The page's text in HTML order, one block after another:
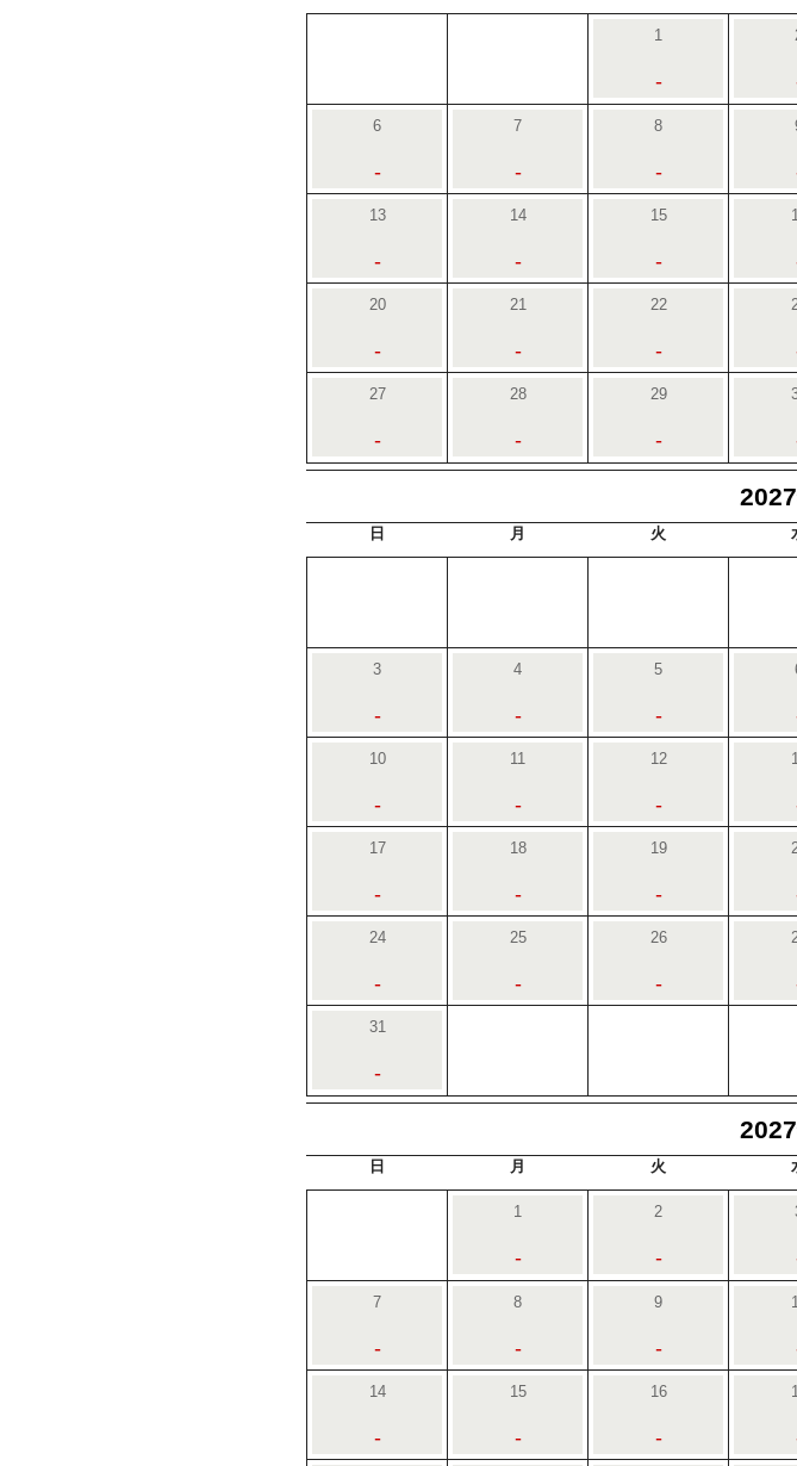
1
-
6
-
7
-
8
-
13
-
14
-
15
-
20
-
21
-
22
-
27
-
28
-
29
-
日 月 火
3
-
4
-
5
-
10
-
11
-
12
-
17
-
18
-
19
-
24
-
25
-
26
-
31
-
日 月 火
1
-
2
-
7
-
8
-
9
-
14
-
15
-
16
-